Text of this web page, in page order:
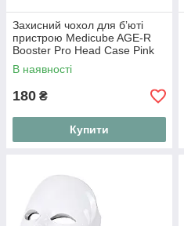
Захисний чохол для бʼюті
пристрою Medicube AGE-R
Booster Pro Head Case Pink
повнорозмірний
В наявності
180 ₴
Купити